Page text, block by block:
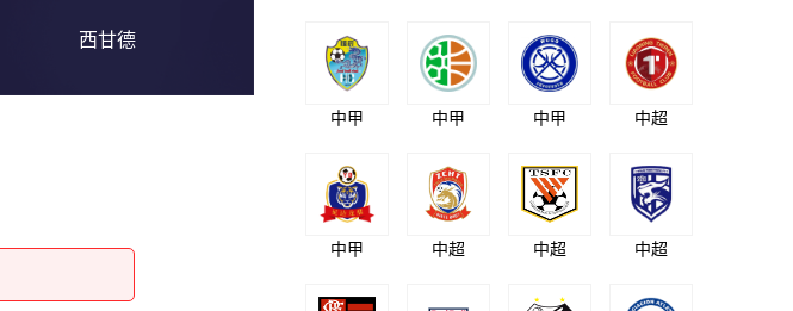
西甘德
中甲 中甲 中甲 中超
中甲 中超 中超 中超